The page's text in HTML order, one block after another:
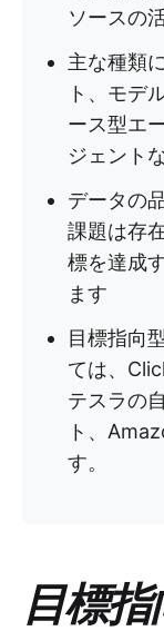
ソースの
主な種類
ト、モデ
ース型エ
ジェント
データの
課題は存
標を達成
ます
目標指向
ては、
テスラの
ト、
す。
目標